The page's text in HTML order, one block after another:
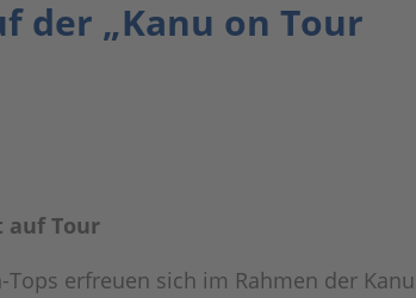
der „Kanu on Tour
auf Tour
erfreuen sich im Rahmen der